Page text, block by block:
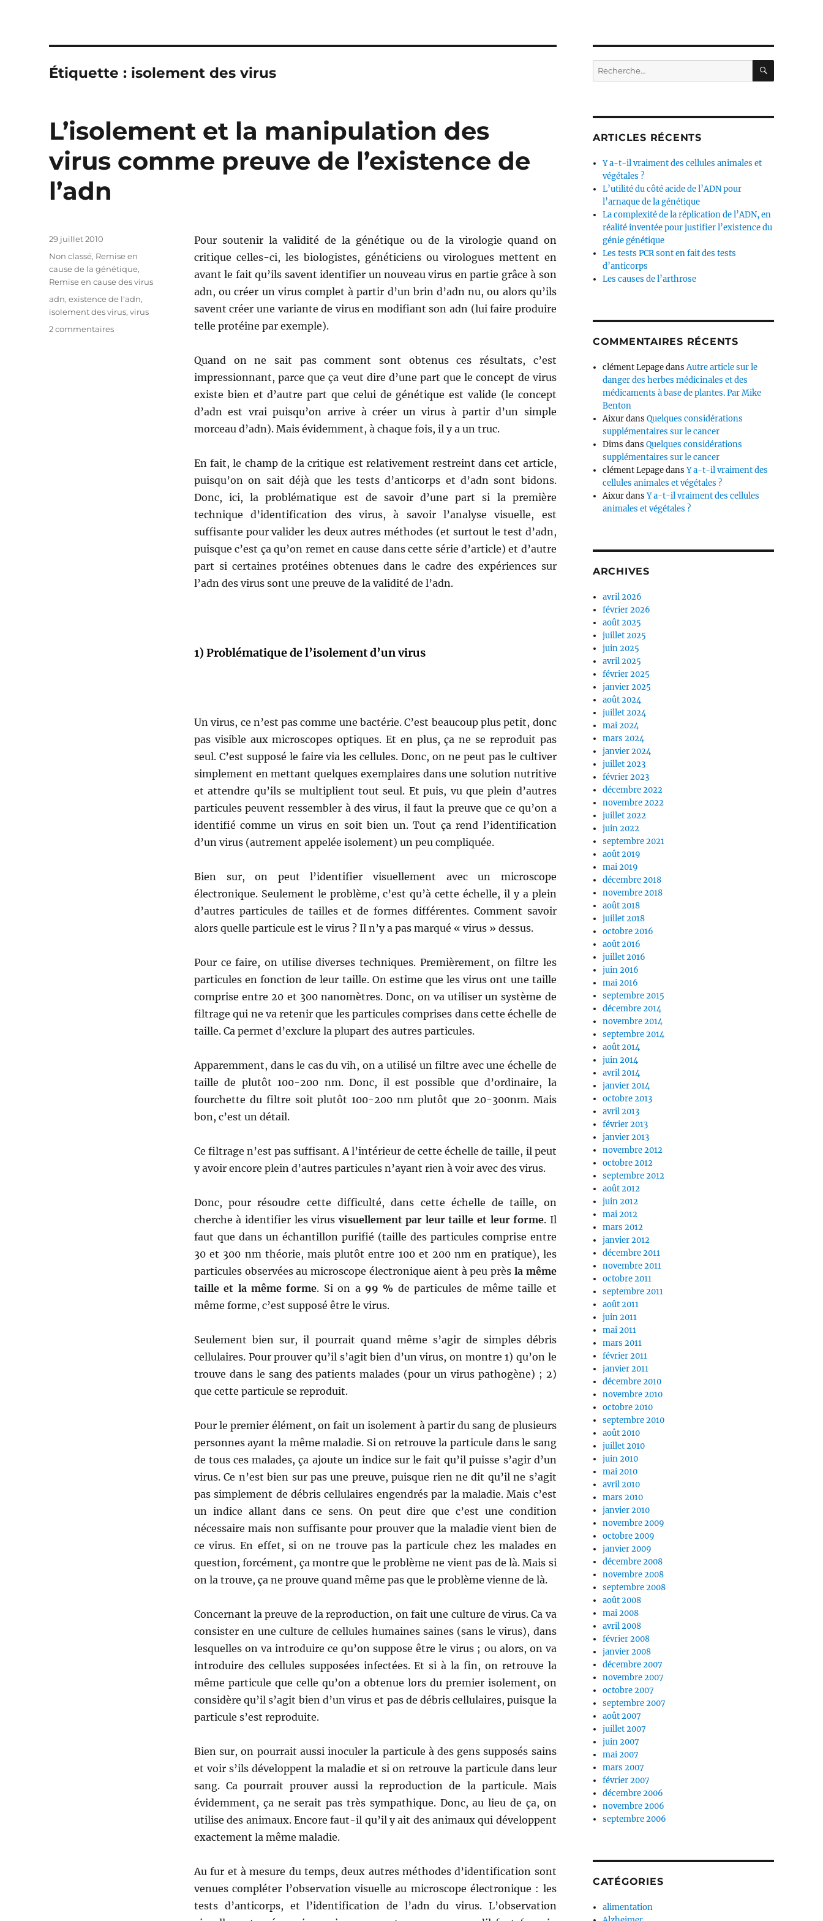
Étiquette : isolement des virus
L’isolement et la manipulation des
virus comme preuve de l’existence de
l’adn
Pour soutenir la validité de la génétique ou de la virologie quand on
critique celles-ci, les biologistes, généticiens ou virologues mettent en
avant le fait qu’ils savent identifier un nouveau virus en partie grâce à son
adn, ou créer un virus complet à partir d’un brin d’adn nu, ou alors qu’ils
savent créer une variante de virus en modifiant son adn (lui faire produire
telle protéine par exemple).
Quand on ne sait pas comment sont obtenus ces résultats, c’est
impressionnant, parce que ça veut dire d’une part que le concept de virus
existe bien et d’autre part que celui de génétique est valide (le concept
d’adn est vrai puisqu’on arrive à créer un virus à partir d’un simple
morceau d’adn). Mais évidemment, à chaque fois, il y a un truc.
En fait, le champ de la critique est relativement restreint dans cet article,
puisqu’on on sait déjà que les tests d’anticorps et d’adn sont bidons.
Donc, ici, la problématique est de savoir d’une part si la première
technique d’identification des virus, à savoir l’analyse visuelle, est
suffisante pour valider les deux autres méthodes (et surtout le test d’adn,
puisque c’est ça qu’on remet en cause dans cette série d’article) et d’autre
part si certaines protéines obtenues dans le cadre des expériences sur
l’adn des virus sont une preuve de la validité de l’adn.
1) Problématique de l’isolement d’un virus
Un virus, ce n’est pas comme une bactérie. C’est beaucoup plus petit, donc
pas visible aux microscopes optiques. Et en plus, ça ne se reproduit pas
seul. C’est supposé le faire via les cellules. Donc, on ne peut pas le cultiver
simplement en mettant quelques exemplaires dans une solution nutritive
et attendre qu’ils se multiplient tout seul. Et puis, vu que plein d’autres
particules peuvent ressembler à des virus, il faut la preuve que ce qu’on a
identifié comme un virus en soit bien un. Tout ça rend l’identification
d’un virus (autrement appelée isolement) un peu compliquée.
Bien sur, on peut l’identifier visuellement avec un microscope
électronique. Seulement le problème, c’est qu’à cette échelle, il y a plein
d’autres particules de tailles et de formes différentes. Comment savoir
alors quelle particule est le virus ? Il n’y a pas marqué « virus » dessus.
Pour ce faire, on utilise diverses techniques. Premièrement, on filtre les
particules en fonction de leur taille. On estime que les virus ont une taille
comprise entre 20 et 300 nanomètres. Donc, on va utiliser un système de
filtrage qui ne va retenir que les particules comprises dans cette échelle de
taille. Ca permet d’exclure la plupart des autres particules.
Apparemment, dans le cas du vih, on a utilisé un filtre avec une échelle de
taille de plutôt 100-200 nm. Donc, il est possible que d’ordinaire, la
fourchette du filtre soit plutôt 100-200 nm plutôt que 20-300nm. Mais
bon, c’est un détail.
Ce filtrage n’est pas suffisant. A l’intérieur de cette échelle de taille, il peut
y avoir encore plein d’autres particules n’ayant rien à voir avec des virus.
Donc, pour résoudre cette difficulté, dans cette échelle de taille, on
cherche à identifier les virus visuellement par leur taille et leur forme. Il
faut que dans un échantillon purifié (taille des particules comprise entre
30 et 300 nm théorie, mais plutôt entre 100 et 200 nm en pratique), les
particules observées au microscope électronique aient à peu près la même
taille et la même forme. Si on a 99 % de particules de même taille et
même forme, c’est supposé être le virus.
Seulement bien sur, il pourrait quand même s’agir de simples débris
cellulaires. Pour prouver qu’il s’agit bien d’un virus, on montre 1) qu’on le
trouve dans le sang des patients malades (pour un virus pathogène) ; 2)
que cette particule se reproduit.
Pour le premier élément, on fait un isolement à partir du sang de plusieurs
personnes ayant la même maladie. Si on retrouve la particule dans le sang
de tous ces malades, ça ajoute un indice sur le fait qu’il puisse s’agir d’un
virus. Ce n’est bien sur pas une preuve, puisque rien ne dit qu’il ne s’agit
pas simplement de débris cellulaires engendrés par la maladie. Mais c’est
un indice allant dans ce sens. On peut dire que c’est une condition
nécessaire mais non suffisante pour prouver que la maladie vient bien de
ce virus. En effet, si on ne trouve pas la particule chez les malades en
question, forcément, ça montre que le problème ne vient pas de là. Mais si
on la trouve, ça ne prouve quand même pas que le problème vienne de là.
Concernant la preuve de la reproduction, on fait une culture de virus. Ca va
consister en une culture de cellules humaines saines (sans le virus), dans
lesquelles on va introduire ce qu’on suppose être le virus ; ou alors, on va
introduire des cellules supposées infectées. Et si à la fin, on retrouve la
même particule que celle qu’on a obtenue lors du premier isolement, on
considère qu’il s’agit bien d’un virus et pas de débris cellulaires, puisque la
particule s’est reproduite.
Bien sur, on pourrait aussi inoculer la particule à des gens supposés sains
et voir s’ils développent la maladie et si on retrouve la particule dans leur
sang. Ca pourrait prouver aussi la reproduction de la particule. Mais
évidemment, ça ne serait pas très sympathique. Donc, au lieu de ça, on
utilise des animaux. Encore faut-il qu’il y ait des animaux qui développent
exactement la même maladie.
Au fur et à mesure du temps, deux autres méthodes d’identification sont
venues compléter l’observation visuelle au microscope électronique : les
tests d’anticorps, et l’identification de l’adn du virus. L’observation
Publié
le
29 juillet 2010
Catégories
Non classé, Remise en
cause de la génétique,
Remise en cause des virus
Étiquettes
adn,existence de l'adn,
isolement des virus,virus
2 commentaires
Recherche
pour :
ARTICLES RÉCENTS
Y a-t-il vraiment des cellules animales et
végétales ?
L’utilité du côté acide de l’ADN pour
l’arnaque de la génétique
La complexité de la réplication de l’ADN, en
réalité inventée pour justifier l’existence du
génie génétique
Les tests PCR sont en fait des tests
d’anticorps
Les causes de l’arthrose
COMMENTAIRES RÉCENTS
clément LepagedansAutre article sur le
danger des herbes médicinales et des
médicaments à base de plantes. Par Mike
Benton
AixurdansQuelques considérations
supplémentaires sur le cancer
Dims dansQuelques considérations
supplémentaires sur le cancer
clément LepagedansY a-t-il vraiment des
cellules animales et végétales ?
AixurdansY a-t-il vraiment des cellules
animales et végétales ?
ARCHIVES
avril 2026
février 2026
août 2025
juillet 2025
juin 2025
avril 2025
février 2025
janvier 2025
août 2024
juillet 2024
mai 2024
mars 2024
janvier 2024
juillet 2023
février 2023
décembre 2022
novembre 2022
juillet 2022
juin 2022
septembre 2021
août 2019
mai 2019
décembre 2018
novembre 2018
août 2018
juillet 2018
octobre 2016
août 2016
juillet 2016
juin 2016
mai 2016
septembre 2015
décembre 2014
novembre 2014
septembre 2014
août 2014
juin 2014
avril 2014
janvier 2014
octobre 2013
avril 2013
février 2013
janvier 2013
novembre 2012
octobre 2012
septembre 2012
août 2012
juin 2012
mai 2012
mars 2012
janvier 2012
décembre 2011
novembre 2011
octobre 2011
septembre 2011
août 2011
juin 2011
mai 2011
mars 2011
février 2011
janvier 2011
décembre 2010
novembre 2010
octobre 2010
septembre 2010
août 2010
juillet 2010
juin 2010
mai 2010
avril 2010
mars 2010
janvier 2010
novembre 2009
octobre 2009
janvier 2009
décembre 2008
novembre 2008
septembre 2008
août 2008
mai 2008
avril 2008
février 2008
janvier 2008
décembre 2007
novembre 2007
octobre 2007
septembre 2007
août 2007
juillet 2007
juin 2007
mai 2007
mars 2007
février 2007
décembre 2006
novembre 2006
septembre 2006
CATÉGORIES
alimentation